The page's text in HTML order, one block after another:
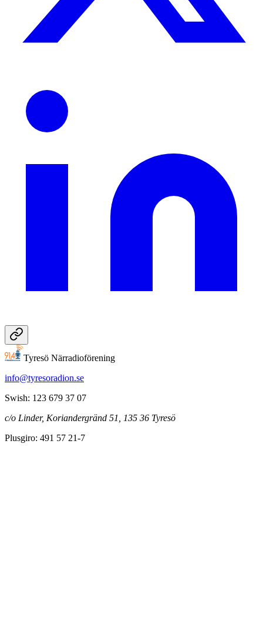
Tyresö Närradioförening
info@tyresoradion.se
Swish: 123 679 37 07
c/o Linder, Koriandergränd 51, 135 36 Tyresö
Plusgiro: 491 57 21-7